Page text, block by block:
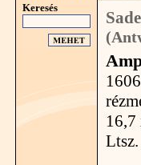
Keresés
16,7